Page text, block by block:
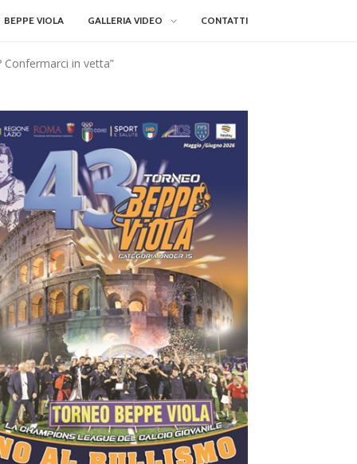
BEPPE VIOLA GALLERIA VIDEO CONTATTI
Confermarci in vetta”